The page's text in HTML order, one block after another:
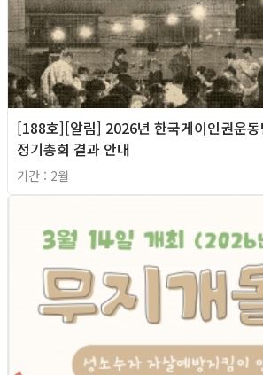
[188호][알림] 2026년 한국게이인권운동
정기총회 결과 안내
기간 : 2월